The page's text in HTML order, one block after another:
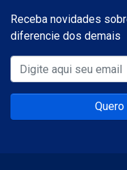
Receba novidades
diferencie dos demais